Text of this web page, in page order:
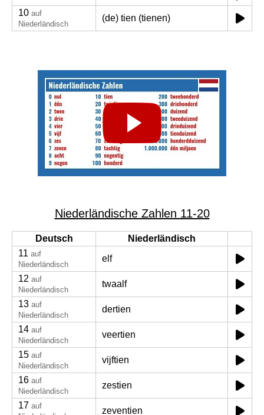
10 auf
Niederländisch
(de) tien (tienen)
Niederländische Zahlen 11-20
Deutsch
Niederländisch
11 auf
Niederländisch
elf
12 auf
Niederländisch
twaalf
13 auf
Niederländisch
dertien
14 auf
Niederländisch
veertien
15 auf
Niederländisch
vijftien
16 auf
Niederländisch
zestien
17 auf
zeventien